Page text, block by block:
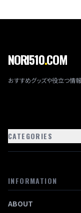
NORI510.COM
おすすめグッズや役立つ情
CATEGORIES
INFORMATION
ABOUT